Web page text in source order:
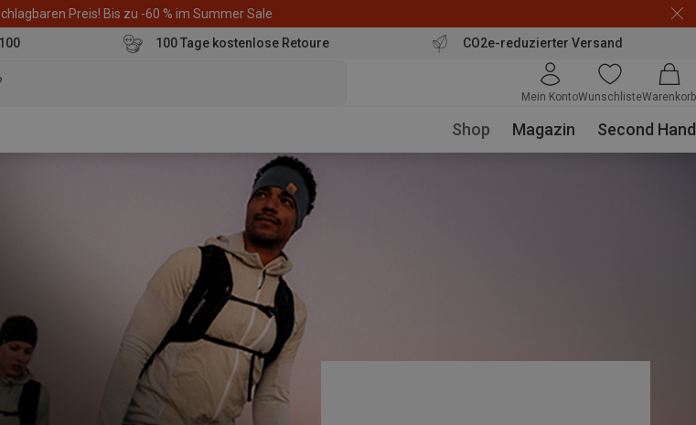
Preis! Bis zu -60 % im Summer Sale
100 Tage kostenlose Retoure CO2e-reduzierter Versand
Mein KontoWunschlisteWarenkorb
Shop Magazin Second Hand